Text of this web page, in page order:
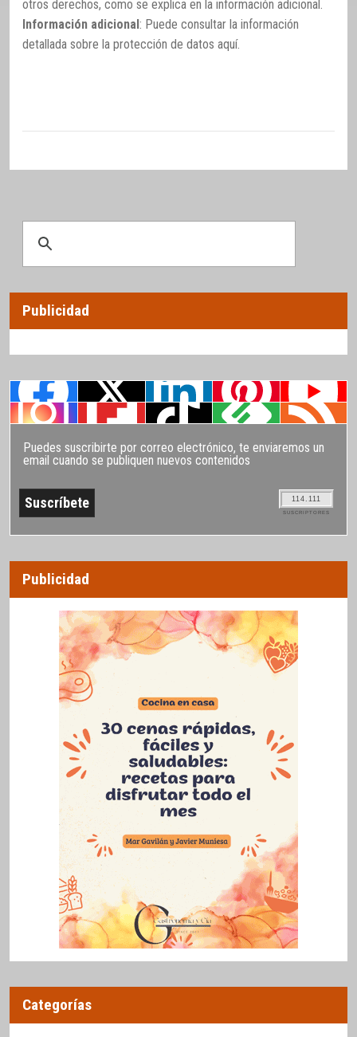
otros derechos, como se explica en la información adicional.
Información adicional: Puede consultar la información
detallada sobre la protección de datos aquí.
Publicidad
Puedes suscribirte por correo electrónico, te enviaremos un
email cuando se publiquen nuevos contenidos
114.111
SUSCRIPTORES
Publicidad
Categorías